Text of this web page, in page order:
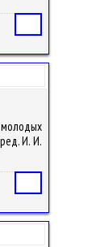
И. И.